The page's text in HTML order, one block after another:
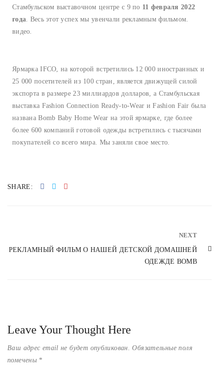
Стамбульском выставочном центре с 9 по 11 февраля 2022
года. Весь этот успех мы увенчали рекламным фильмом.
видео.
Ярмарка IFCO, на которой встретились 12 000 иностранных и
25 000 посетителей из 100 стран, является движущей силой
экспорта в размере 23 миллиардов долларов, а Стамбульская
выставка Fashion Connection Ready-to-Wear и Fashion Fair была
названа Bomb Baby Home Wear на этой ярмарке, где более
более 600 компаний готовой одежды встретились с тысячами
покупателей со всего мира. Мы заняли свое место.
SHARE:
NEXT
РЕКЛАМНЫЙ ФИЛЬМ О НАШЕЙ ДЕТСКОЙ ДОМАШНЕЙ
ОДЕЖДЕ BOMB
Leave Your Thought Here
Ваш адрес email не будет опубликован. Обязательные поля
помечены *